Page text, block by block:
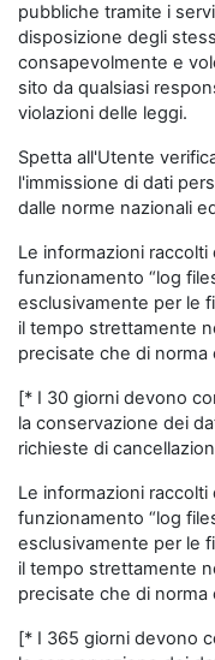
pubbliche tramite i
disposizione degli
consapevolmente e
sito da qualsiasi
violazioni delle leggi.
Spetta all'Utente
l'immissione di dati
dalle norme nazionali
Le informazioni
funzionamento “log
esclusivamente per le
il tempo strettamente
precisate che di
[* I 30 giorni devono
la conservazione dei
richieste di
Le informazioni
funzionamento “log
esclusivamente per le
il tempo strettamente
precisate che di
[* I 365 giorni devono